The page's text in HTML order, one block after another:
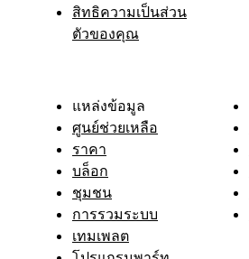
สิทธิความเป็นส่วน
ตัวของคุณ
แหล่งข้อมูล
ศูนย์ช่วยเหลือ
ราคา
บล็อก
ชุมชน
การรวมระบบ
เทมเพลต